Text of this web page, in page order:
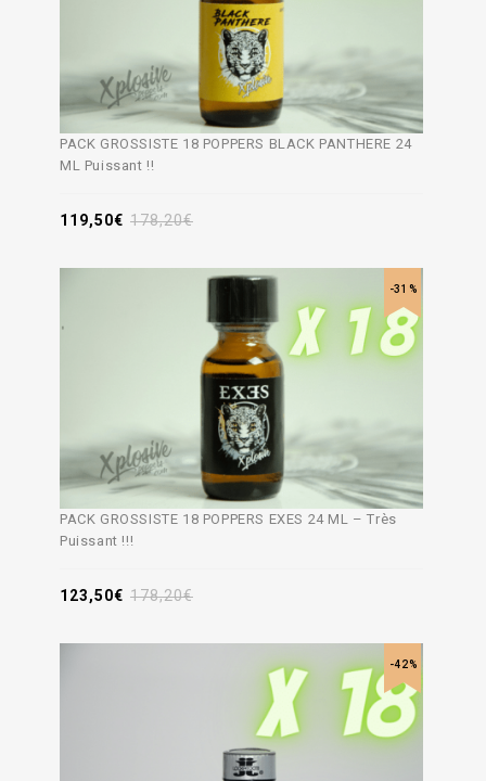
PACK GROSSISTE 18 POPPERS BLACK PANTHERE 24
ML Puissant !!
178,20€
119,50€
-31%
PACK GROSSISTE 18 POPPERS EXES 24 ML – Très
Puissant !!!
178,20€
123,50€
-42%